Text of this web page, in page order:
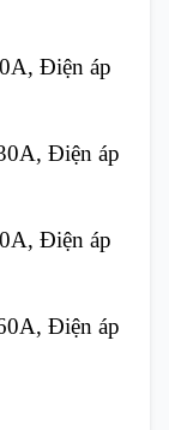
Điện áp
Điện áp
Điện áp
Điện áp